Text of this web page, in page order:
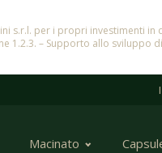
s.r.l. per i propri investimenti
1.2.3. – Supporto allo
Macinato